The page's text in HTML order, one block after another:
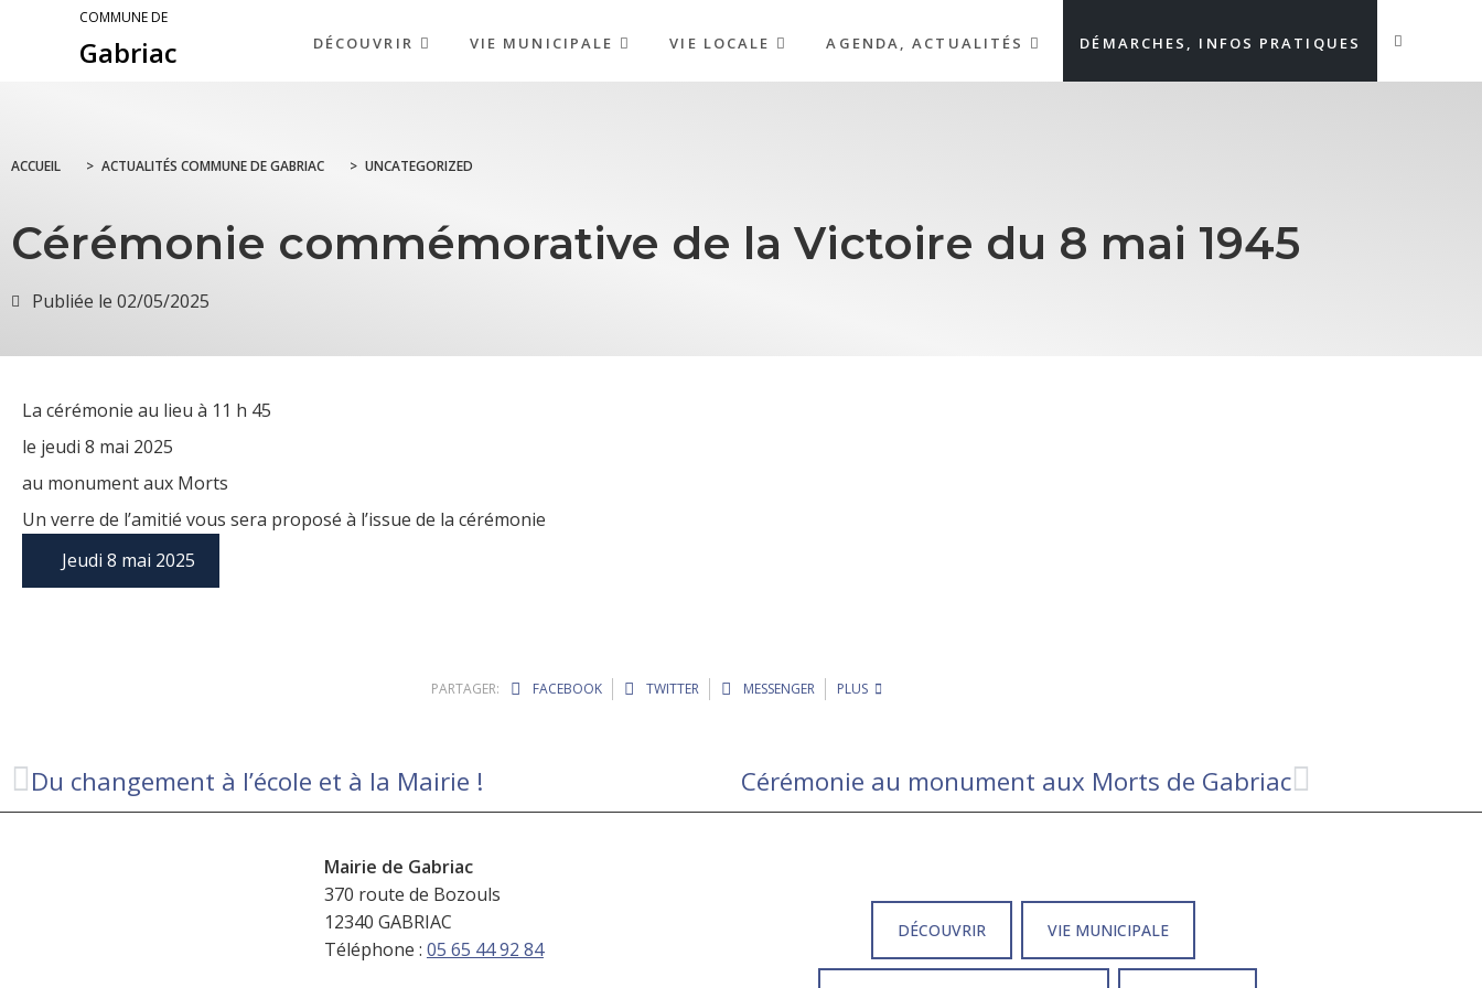
COMMUNE DE
Gabriac DÉCOUVRIR VIE MUNICIPALE VIE LOCALE AGENDA, ACTUALITÉS DÉMARCHES, INFOS PRATIQUES
ACCUEIL > ACTUALITÉS COMMUNE DE GABRIAC > UNCATEGORIZED
Cérémonie commémorative de la Victoire du 8 mai 1945
Publiée le 02/05/2025
La cérémonie au lieu à 11 h 45
le jeudi 8 mai 2025
au monument aux Morts
Un verre de l’amitié vous sera proposé à l’issue de la cérémonie
Jeudi 8 mai 2025
PARTAGER: FACEBOOK TWITTER MESSENGER PLUS
Du changement à l’école et à la Mairie ! Cérémonie au monument aux Morts de Gabriac
Mairie de Gabriac
370 route de Bozouls
12340 GABRIAC
Téléphone : 05 65 44 92 84
DÉCOUVRIR VIE MUNICIPALE